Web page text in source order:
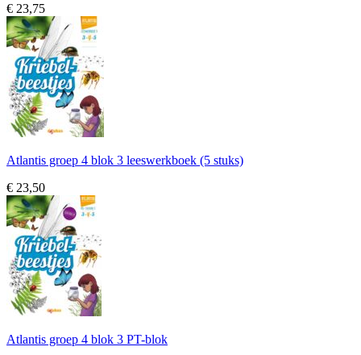
€ 23,75
Atlantis groep 4 blok 3 leeswerkboek (5 stuks)
€ 23,50
Atlantis groep 4 blok 3 PT-blok